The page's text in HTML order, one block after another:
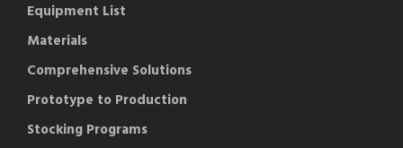
Equipment List
Materials
Comprehensive Solutions
Prototype to Production
Stocking Programs